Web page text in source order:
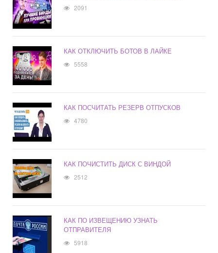
2091
КАК ОТКЛЮЧИТЬ БОТОВ В ЛАЙКЕ
5558
КАК ПОСЧИТАТЬ РЕЗЕРВ ОТПУСКОВ
4780
КАК ПОЧИСТИТЬ ДИСК С ВИНДОЙ
2512
КАК ПО ИЗВЕЩЕНИЮ УЗНАТЬ
ОТПРАВИТЕЛЯ
5918